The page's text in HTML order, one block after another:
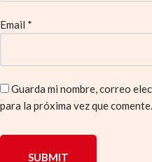
Email *
Guarda mi nombre, correo
para la próxima vez que comente.